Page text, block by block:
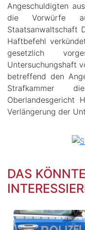
Angeschuldigten
die Vorwürfe
Staatsanwaltschaft
Haftbefehl
gesetzlich
Untersuchungshaft
betreffend den
Strafkammer
Oberlandesgericht
Verlängerung der
DAS